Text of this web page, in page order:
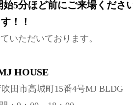
5分ほど前にご来場くださ
！！
いただいております。
HOUSE
田市高城町15番4号MJ BLDG